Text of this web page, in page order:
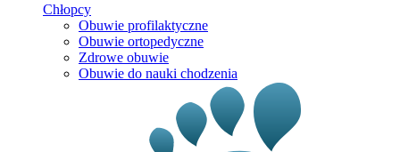
Chłopcy
Obuwie profilaktyczne
Obuwie ortopedyczne
Zdrowe obuwie
Obuwie do nauki chodzenia